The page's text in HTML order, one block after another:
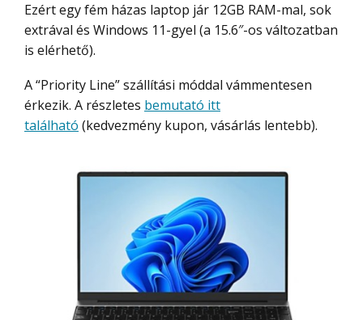
Ezért egy fém házas laptop jár 12GB RAM-mal, sok
extrával és Windows 11-gyel (a 15.6″-os változatban
is elérhető).
A “Priority Line” szállítási móddal vámmentesen
érkezik. A részletes bemutató itt
található (kedvezmény kupon, vásárlás lentebb).